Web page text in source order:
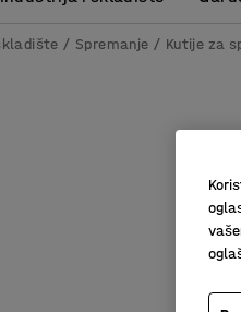
Spremanje Kutije za